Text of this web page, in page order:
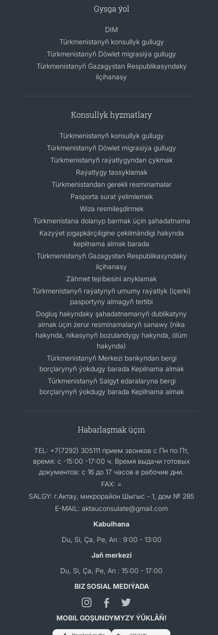
Gysga ýol
DIM
Türkmenistanyň konsullyk gullugy
Türkmenistanyň Döwlet migrasiýa gullugy
Türkmenistanyň Gazagystan Respublikasyndaky
ilçihanasy
Konsullyk hyzmatlary
Türkmenistanyň konsullyk gullugy
Türkmenistanyň Döwlet migrasiýa gullugy
Türkmenistanyň raýatlygyndan çykmak
Raýatlygy tassyklamak
Türkmenistandan gerekli resminamalar
Pasporta surat ýelimlemek
Wiza resmileşdirmek
Türkmenistana dolanyp barmak üçin şahadatnama
Kazyýet jogapkärçiligine çekilmändigi hakynda
kepilnama almak barada
Türkmenistanyň Gazagystan Respublikasyndaky
ilçihanasy
Zähmet tejribesini anyklamak
Türkmenistanyň raýatynyň umumy raýatlyk (içerki)
pasportyny almagyň tertibi
Dogluş hakyndaky şahadatnamanyň dublikatyny
almak üçin zerur resminamalaryň sanawy (nika
hakynda, nikasynyň bozulandygy hakynda, ölüm
hakynda)
Türkmenistanyň Merkezi bankyndan bergi
borçlarynyň ýokdugy barada Kepilnama almak
Türkmenistanyň Salgyt edaralaryna bergi
borçlarynyň ýokdugy barada Kepilnama almak
Habarlaşmak üçin
TEL: +7(7292) 305111 прием звонков с Пн по Пт,
время: с -15:00 -17:00 ч. Время выдачи готовых
документов: с 16 до 17 часов в рабочие дни.
FAX: =
SALGY: г.Актау, микрорайон Шыгыс - 1, дом № 285
E-MAIL: aktauconsulate@gmail.com
Kabulhana
Du, Si, Ça, Pe, An : 9:00 - 13:00
Jaň merkezi
Du, Si, Ça, Pe, An : 15:00 - 17:00
BIZ SOSIAL MEDIÝADA
MOBIL GOŞUNDYMYZY ÝÜKLÄŇ!